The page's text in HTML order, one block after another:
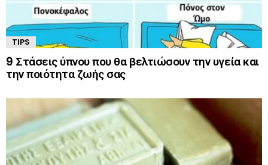
TIPS
9 Στάσεις ύπνου που θα βελτιώσουν την υγεία και
την ποιότητα ζωής σας